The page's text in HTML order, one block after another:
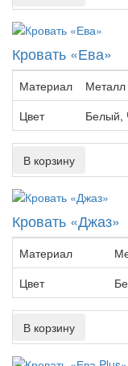
Кровать «Ева»
Материал
Металл
Цвет
Белый,
В корзину
Кровать «Джаз»
Материал
Цвет
В корзину